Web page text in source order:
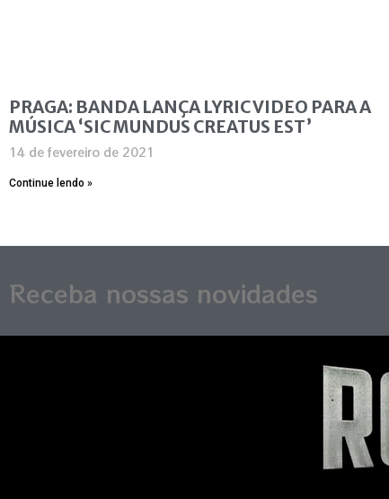
PRAGA: BANDA LANÇA LYRIC VIDEO PARA A
MÚSICA ‘SIC MUNDUS CREATUS EST’
14 de fevereiro de 2021
Continue lendo »
Receba nossas novidades